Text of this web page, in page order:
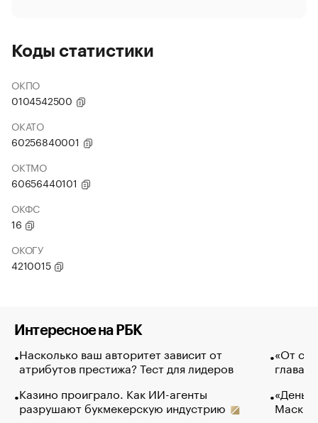
Коды статистики
ОКПО
0104542500
ОКАТО
60256840001
ОКТМО
60656440101
ОКФС
16
ОКОГУ
4210015
Интересное на РБК
Насколько ваш авторитет зависит от
атрибутов престижа? Тест для лидеров
Казино проиграло. Как ИИ-агенты
разрушают букмекерскую индустрию
«От
глава
Маск в